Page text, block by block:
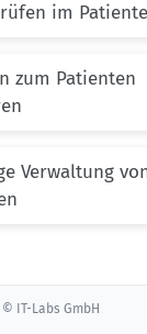
im
zum Patienten
Verwaltung
© IT-Labs GmbH